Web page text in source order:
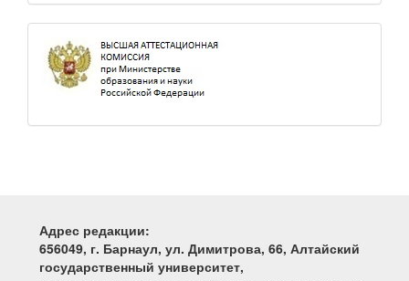
Адрес редакции:
656049, г. Барнаул, ул. Димитрова, 66, Алтайский
государственный университет,